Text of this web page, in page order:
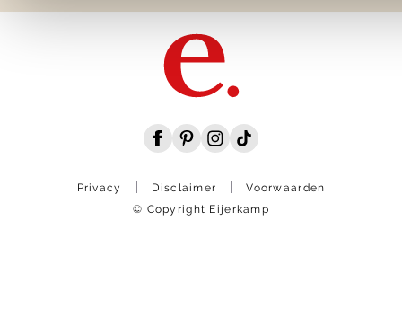
Privacy Disclaimer
Voorwaarden
© Copyright Eijerkamp